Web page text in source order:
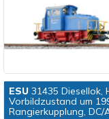
ESU31435 Diesellok,
Vorbildzustand um
Rangierkupplung, DC/